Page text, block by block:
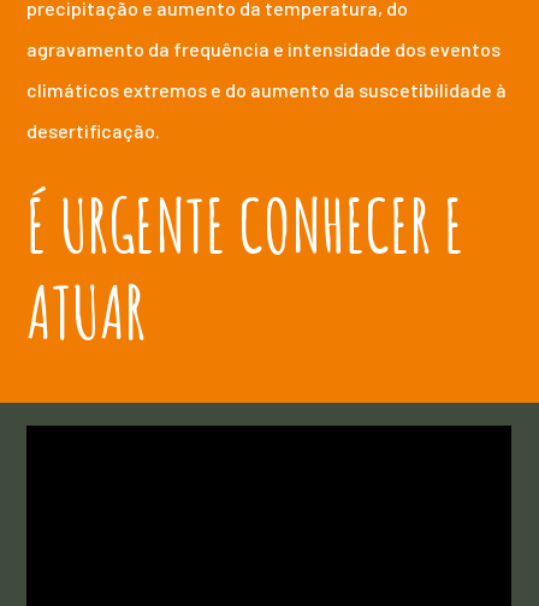
precipitação e aumento da temperatura, do
agravamento da frequência e intensidade dos eventos
climáticos extremos e do aumento da suscetibilidade à
desertificação.
É URGENTE CONHECER E
ATUAR